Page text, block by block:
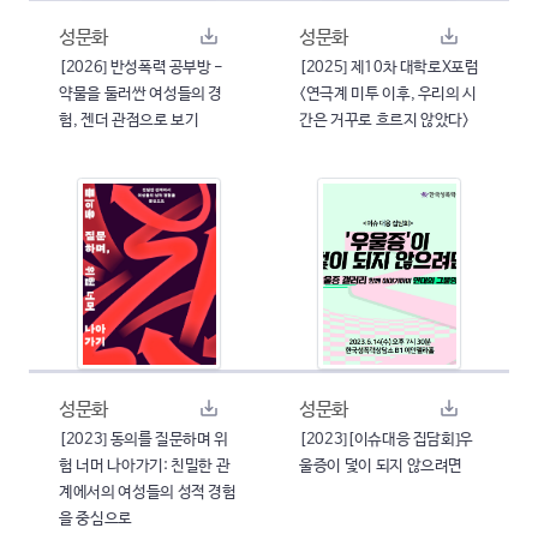
성문화
[2026] 반성폭력 공부방 -
약물을 둘러싼 여성들의 경
험, 젠더 관점으로 보기
성문화
[2025] 제10차 대학로X포럼
<연극계 미투 이후, 우리의 시
간은 거꾸로 흐르지 않았다>
성문화
[2023] 동의를 질문하며 위
험 너머 나아가기: 친밀한 관
계에서의 여성들의 성적 경험
을 중심으로
성문화
[2023][이슈대응 집담회]우
울증이 덫이 되지 않으려면